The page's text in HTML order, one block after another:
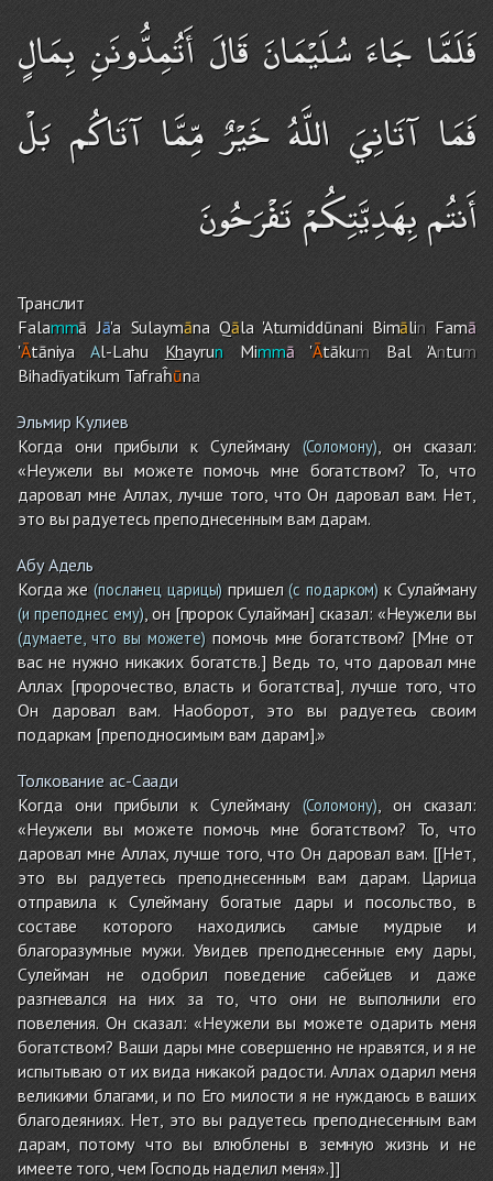
فَلَمَّا جَاءَ سُلَيْمَانَ قَالَ أَتُمِدُّونَنِ بِمَالٍ
فَمَا آتَانِيَ اللَّهُ خَيْرٌ مِّمَّا آتَاكُم بَلْ
أَنتُم بِهَدِيَّتِكُمْ تَفْرَحُونَ
Транслит
Falammā Jā'a Sulaymāna Qāla 'Atumiddūnani Bimālin Famā
'Ātāniya Al-Lahu KhayrunMimmā'ĀtākumBal 'Antum
BihadīyatikumTafraĥūna
Эльмир Кулиев
Когда они прибыли к Сулейману(Соломону), он сказал:
«Неужели вы можете помочь мне богатством? То, что
даровал мне Аллах, лучше того, что Он даровал вам. Нет,
это вы радуетесь преподнесенным вам дарам.
Абу Адель
Когда же (посланец царицы) пришел(с подарком) к Сулайману
(и преподнес ему), он [пророк Сулайман] сказал: «Неужели вы
(думаете, что вы можете) помочь мне богатством? [Мне от
вас не нужно никаких богатств.] Ведь то, что даровал мне
Аллах [пророчество, власть и богатства], лучше того, что
Он даровал вам. Наоборот, это вы радуетесь своим
подаркам [преподносимым вам дарам].»
Толкование ас-Саади
Когда они прибыли к Сулейману(Соломону), он сказал:
«Неужели вы можете помочь мне богатством? То, что
даровал мне Аллах, лучше того, что Он даровал вам. [[Нет,
это вы радуетесь преподнесенным вам дарам. Царица
отправила к Сулейману богатые дары и посольство, в
составе которого находились самые мудрые и
благоразумные мужи. Увидев преподнесенные ему дары,
Сулейман не одобрил поведение сабейцев и даже
разгневался на них за то, что они не выполнили его
повеления. Он сказал: «Неужели вы можете одарить меня
богатством? Ваши дары мне совершенно не нравятся, и я не
испытываю от их вида никакой радости. Аллах одарил меня
великими благами, и по Его милости я не нуждаюсь в ваших
благодеяниях. Нет, это вы радуетесь преподнесенным вам
дарам, потому что вы влюблены в земную жизнь и не
имеете того, чем Господь наделил меня».]]